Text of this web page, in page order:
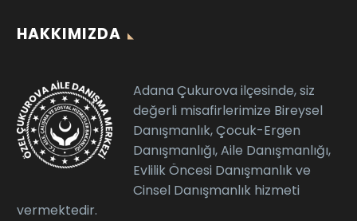
HAKKIMIZDA
Adana Çukurova ilçesinde, siz
değerli misafirlerimize Bireysel
Danışmanlık, Çocuk-Ergen
Danışmanlığı, Aile Danışmanlığı,
Evlilik Öncesi Danışmanlık ve
Cinsel Danışmanlık hizmeti
vermektedir.